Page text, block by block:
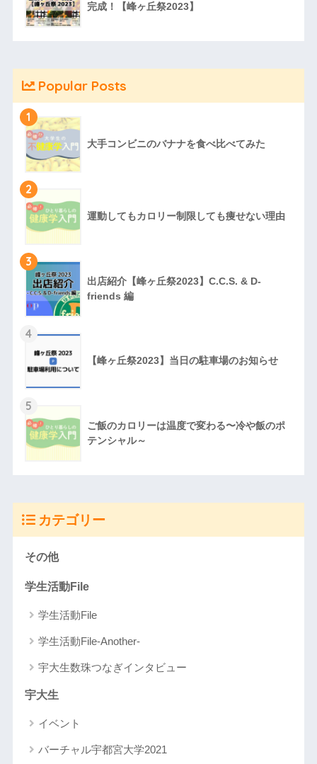
完成！【峰ヶ丘祭2023】
Popular Posts
1
大手コンビニのバナナを食べ比べてみた
2
運動してもカロリー制限しても痩せない理由
3
出店紹介【峰ヶ丘祭2023】C.C.S. & D-
friends 編
4
【峰ヶ丘祭2023】当日の駐車場のお知らせ
5
ご飯のカロリーは温度で変わる〜冷や飯のポ
テンシャル～
カテゴリー
その他
学生活動File
学生活動File
学生活動File-Another-
宇大生数珠つなぎインタビュー
宇大生
イベント
バーチャル宇都宮大学2021